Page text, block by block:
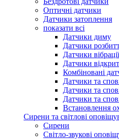
Оптичні датчики
Датчики затоплення
показати всі
Датчики диму
Датчики
Датчики вібрації
Датчики
Комбіновані
Датчики та
Датчики та
Датчики та
Встановлення
Сирени та світлові
Сирени
Світло-звукові